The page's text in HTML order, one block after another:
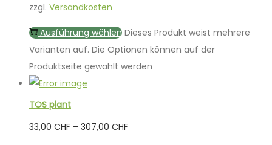
zzgl. Versandkosten
Ausführung wählen Dieses Produkt weist mehrere
Varianten auf. Die Optionen können auf der
Produktseite gewählt werden
TOS plant
33,00 CHF – 307,00 CHF